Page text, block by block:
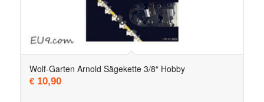
Wolf-Garten Arnold Sägekette 3/8“ Hobby
€10,90